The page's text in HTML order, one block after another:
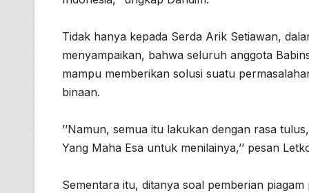
Tidak hanya kepada Serda Arik Setiawan,
menyampaikan, bahwa seluruh anggota
mampu memberikan solusi suatu
binaan.
’’Namun, semua itu lakukan dengan rasa
Yang Maha Esa untuk menilainya,’’ pesan
Sementara itu, ditanya soal pemberian